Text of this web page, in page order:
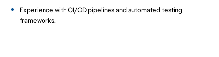
Experience with CI/CD pipelines and automated testing
frameworks.